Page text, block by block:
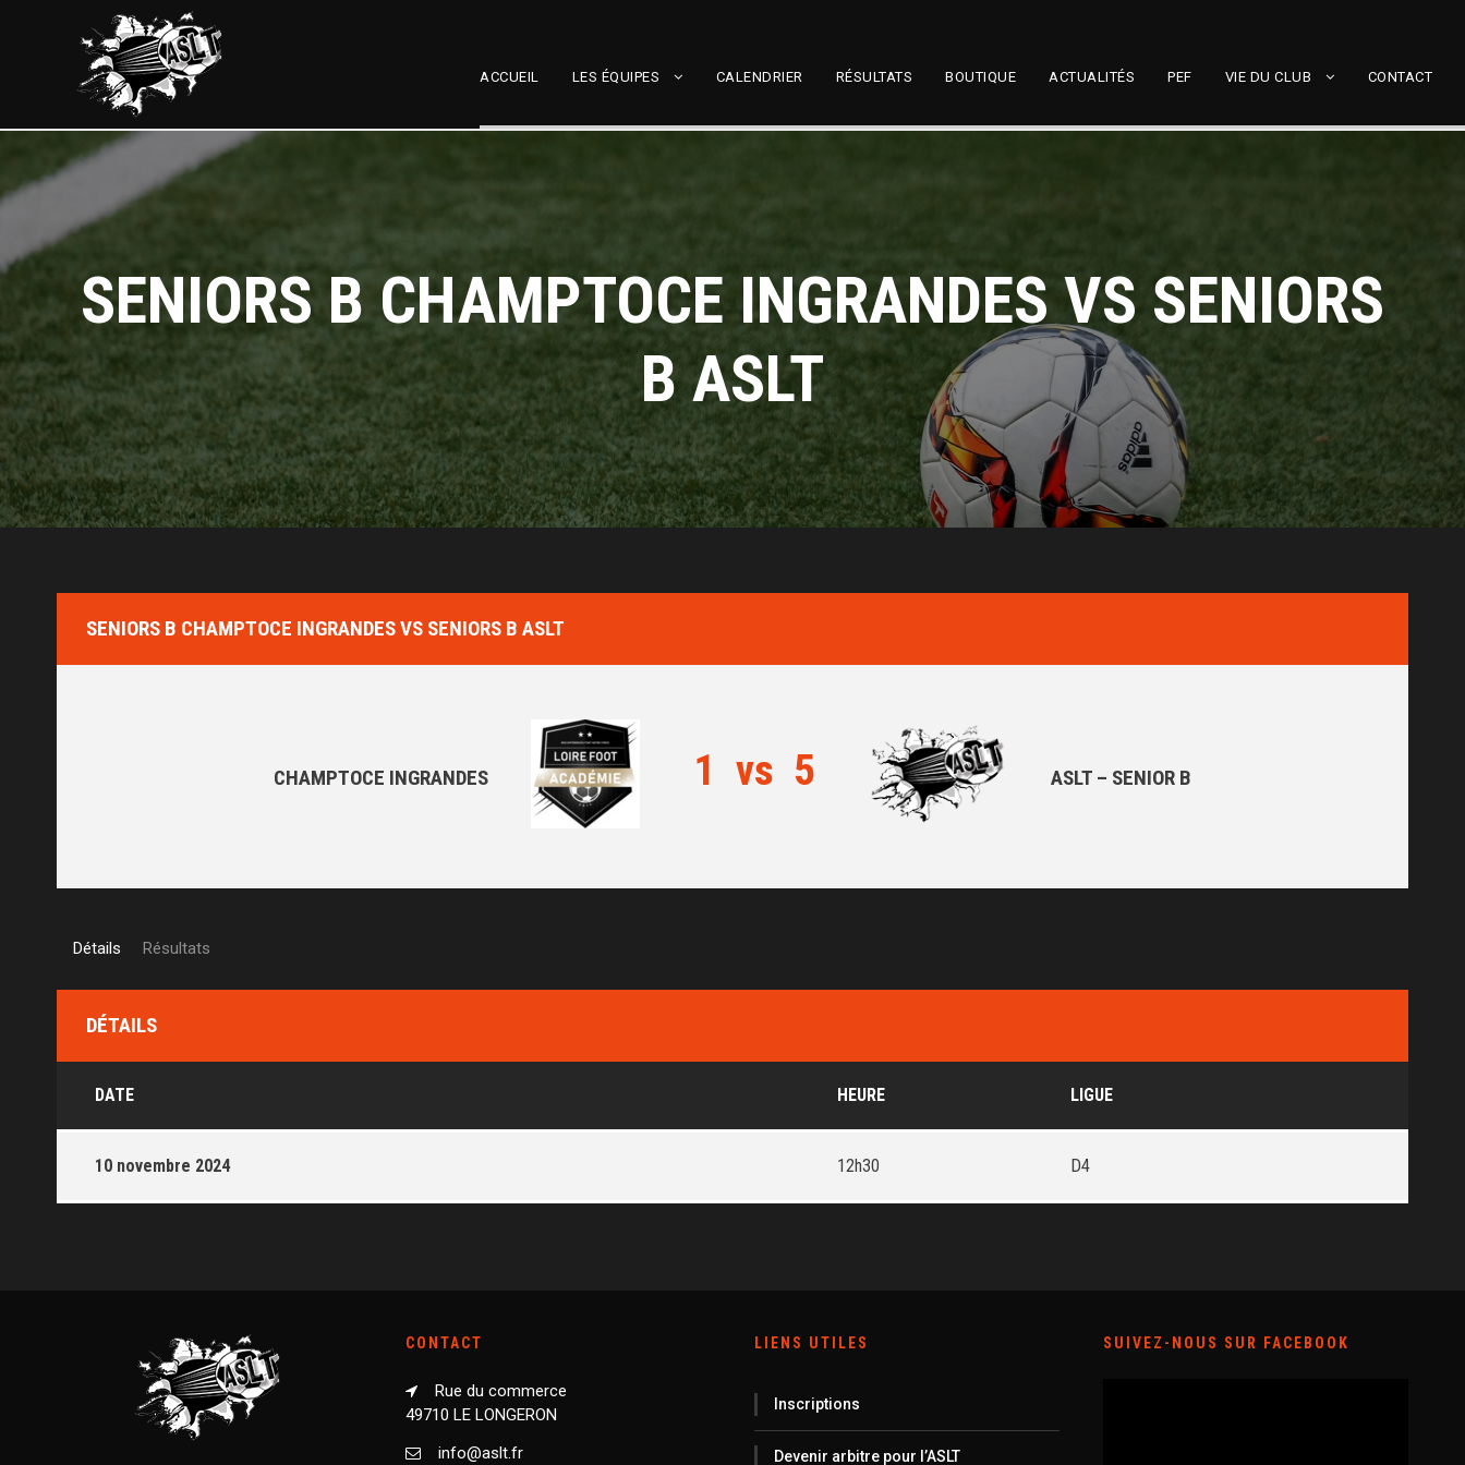
ACCUEIL LES ÉQUIPES CALENDRIER RÉSULTATS BOUTIQUE ACTUALITÉS PEF VIE DU CLUB CONTACT
SENIORS B CHAMPTOCE INGRANDES VS SENIORS
B ASLT
SENIORS B CHAMPTOCE INGRANDES VS SENIORS B ASLT
CHAMPTOCE INGRANDES 1 vs 5 ASLT – SENIOR B
Détails Résultats
DÉTAILS
DATE HEURE LIGUE
10 novembre 2024 12h30 D4
CONTACT
Rue du commerce
49710 LE LONGERON
info@aslt.fr
LIENS UTILES
Inscriptions
Devenir arbitre pour l’ASLT
SUIVEZ-NOUS SUR FACEBOOK